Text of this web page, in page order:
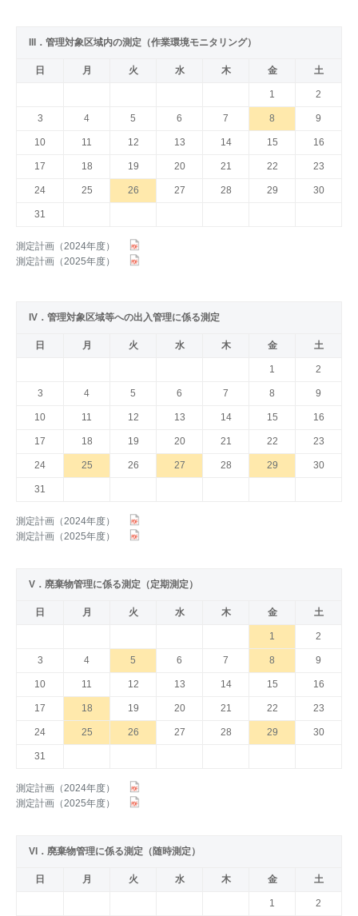
III．管理対象区域内の測定（作業環境モニタリング）
日 月 火 水 木 金 土
1 2
3 4 5 6 7 8 9
10 11 12 13 14 15 16
17 18 19 20 21 22 23
24 25 26 27 28 29 30
31
測定計画（2024年度）
測定計画（2025年度）
IV．管理対象区域等への出入管理に係る測定
日 月 火 水 木 金 土
1 2
3 4 5 6 7 8 9
10 11 12 13 14 15 16
17 18 19 20 21 22 23
24 25 26 27 28 29 30
31
測定計画（2024年度）
測定計画（2025年度）
V．廃棄物管理に係る測定（定期測定）
日 月 火 水 木 金 土
1 2
3 4 5 6 7 8 9
10 11 12 13 14 15 16
17 18 19 20 21 22 23
24 25 26 27 28 29 30
31
測定計画（2024年度）
測定計画（2025年度）
VI．廃棄物管理に係る測定（随時測定）
日 月 火 水 木 金 土
1 2